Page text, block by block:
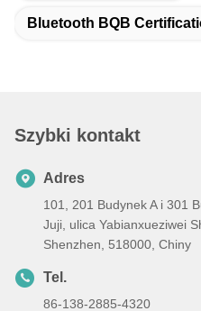
Bluetooth BQB
Szybki kontakt
Adres
101, 201 Budynek A i 301
Juji, ulica Yabianxueziwei
Shenzhen, 518000, Chiny
Tel.
86-138-2885-4320